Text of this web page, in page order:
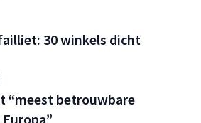
30 winkels dicht
“meest betrouwbare